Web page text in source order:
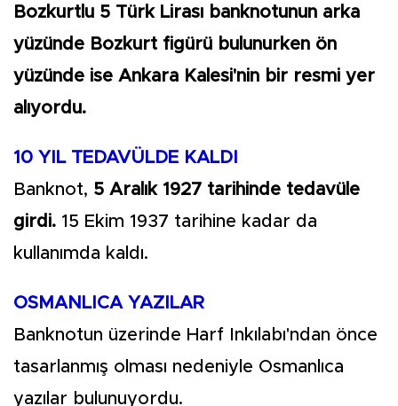
Bozkurtlu 5 Türk Lirası banknotunun arka
yüzünde Bozkurt figürü bulunurken ön
yüzünde ise Ankara Kalesi'nin bir resmi yer
alıyordu.
10 YIL TEDAVÜLDE KALDI
Banknot, 5 Aralık 1927 tarihinde tedavüle
girdi. 15 Ekim 1937 tarihine kadar da
kullanımda kaldı.
OSMANLICA YAZILAR
Banknotun üzerinde Harf Inkılabı'ndan önce
tasarlanmış olması nedeniyle Osmanlıca
yazılar bulunuyordu.